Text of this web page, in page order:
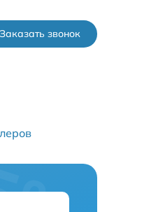
Заказать звонок